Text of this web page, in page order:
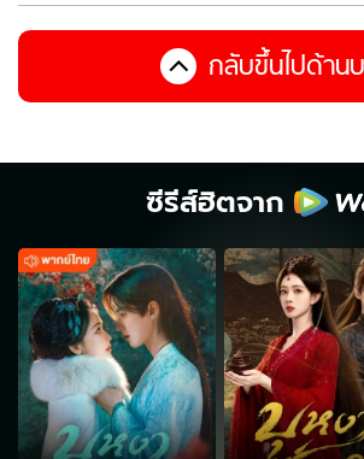
กลับขึ้นไปด้าน
ซีรีส์ฮิตจาก